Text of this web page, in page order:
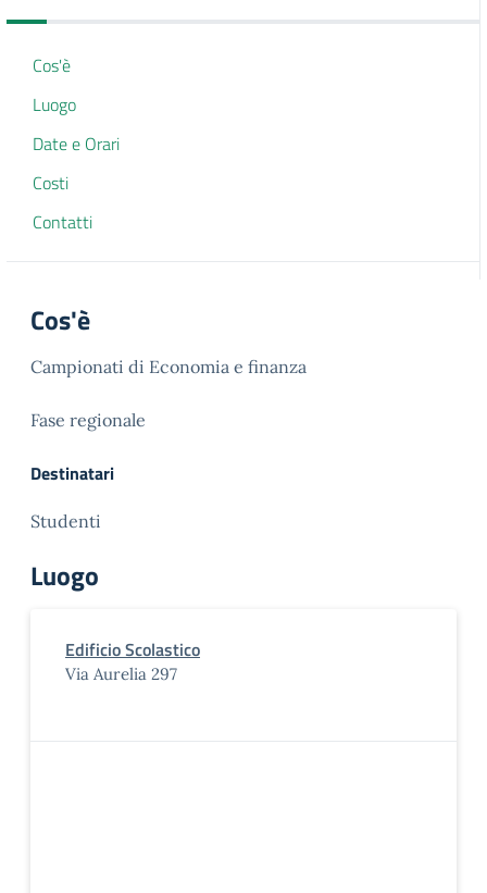
Cos'è
Luogo
Date e Orari
Costi
Contatti
Cos'è
Campionati di Economia e finanza
Fase regionale
Destinatari
Studenti
Luogo
Edificio Scolastico
Via Aurelia 297